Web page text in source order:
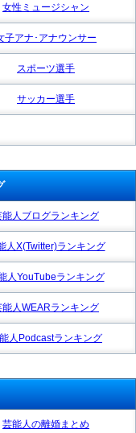
女性ミュージシャン
子アナ･アナウンサー
スポーツ選手
サッカー選手
能人ブログランキング
人X(Twitter)ランキング
人YouTubeランキング
能人WEARランキング
人Podcastランキング
芸能人の離婚まとめ